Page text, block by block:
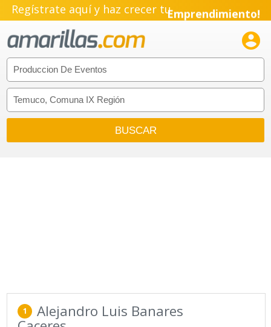
Regístrate aquí y haz crecer tuEmprendimiento!

1 Alejandro Luis Banares